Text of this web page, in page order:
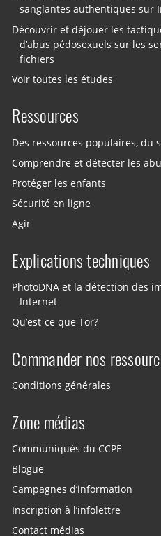
sanglantes authentiques sur
Découvrir et déjouer les
d’abus pédosexuels sur les
fichiers
Voir toutes les études
Ressources
Des ressources populaires, du
Comprendre et détecter les
Protéger les enfants
Sécurité en ligne
Agir
Explications techniques
PhotoDNA et la détection des
Internet
Qu’est-ce que Tor?
Commander nos
Conditions générales
Zone médias
Communiqués du CCPE
Blogue
Campagnes d’information
Inscription à l’infolettre
Contact médias